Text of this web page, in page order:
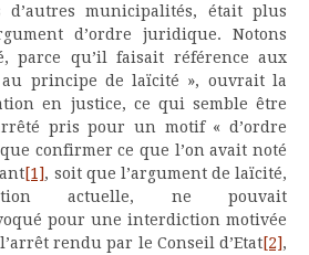
municipalités, était plus
d’ordre juridique. Notons
parce qu’il faisait référence aux
principe de laïcité », ouvrait la
en justice, ce qui semble être
pris pour un motif « d’ordre
confirmer ce que l’on avait noté
[1], soit que l’argument de laïcité,
actuelle, ne pouvait
pour une interdiction motivée
rendu par le Conseil d’Etat[2],